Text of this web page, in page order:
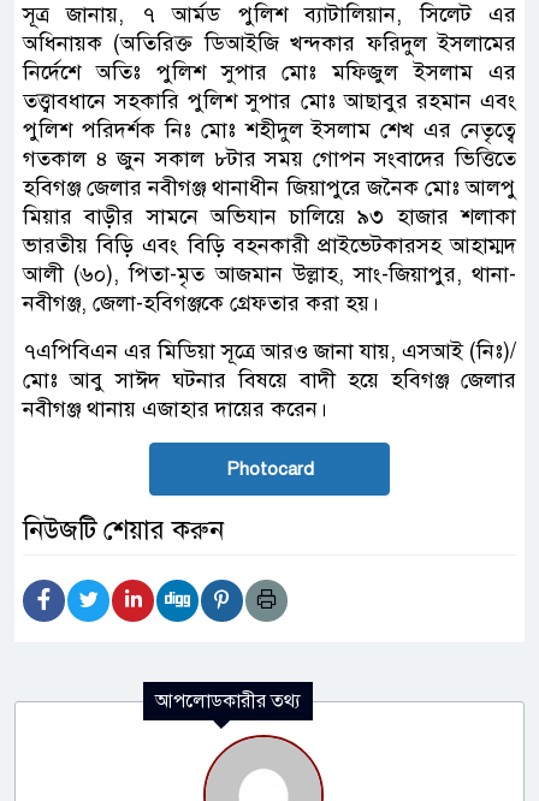
সূত্র জানায়, ৭ আর্মড পুলিশ ব্যাটালিয়ান, সিলেট এর
অধিনায়ক (অতিরিক্ত ডিআইজি খন্দকার ফরিদুল ইসলামের
নির্দেশে অতিঃ পুলিশ সুপার মোঃ মফিজুল ইসলাম এর
তত্ত্বাবধানে সহকারি পুলিশ সুপার মোঃ আছাবুর রহমান এবং
পুলিশ পরিদর্শক নিঃ মোঃ শহীদুল ইসলাম শেখ এর নেতৃত্বে
গতকাল ৪ জুন সকাল ৮টার সময় গোপন সংবাদের ভিত্তিতে
হবিগঞ্জ জেলার নবীগঞ্জ থানাধীন জিয়াপুরে জনৈক মোঃ আলপু
মিয়ার বাড়ীর সামনে অভিযান চালিয়ে ৯৩ হাজার শলাকা
ভারতীয় বিড়ি এবং বিড়ি বহনকারী প্রাইভেটকারসহ আহাম্মদ
আলী (৬০), পিতা-মৃত আজমান উল্লাহ, সাং-জিয়াপুর, থানা-
নবীগঞ্জ, জেলা-হবিগঞ্জকে গ্রেফতার করা হয়।
৭এপিবিএন এর মিডিয়া সূত্রে আরও জানা যায়, এসআই (নিঃ)/
মোঃ আবু সাঈদ ঘটনার বিষয়ে বাদী হয়ে হবিগঞ্জ জেলার
নবীগঞ্জ থানায় এজাহার দায়ের করেন।
Photocard
নিউজটি শেয়ার করুন
আপলোডকারীর তথ্য